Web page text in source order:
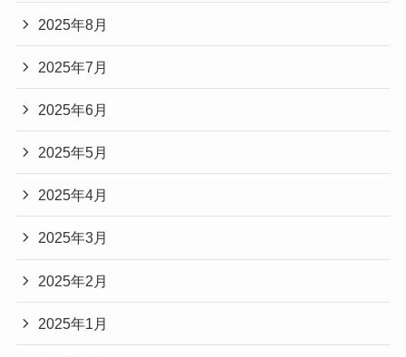
2025年8月
2025年7月
2025年6月
2025年5月
2025年4月
2025年3月
2025年2月
2025年1月